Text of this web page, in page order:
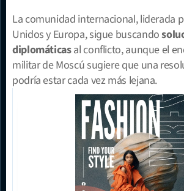
La comunidad internacional, liderada
Unidos y Europa, sigue buscando
diplomáticas al conflicto, aunque el
militar de Moscú sugiere que una
podría estar cada vez más lejana.